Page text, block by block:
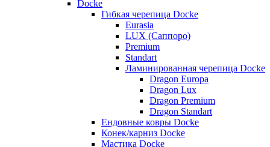
Docke
Гибкая черепица Docke
Eurasia
LUX (Саппоро)
Premium
Standart
Ламинированная черепица Docke
Dragon Europa
Dragon Lux
Dragon Premium
Dragon Standart
Ендовные ковры Docke
Конек/карниз Docke
Мастика Docke